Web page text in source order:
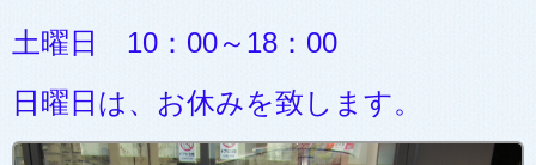
土曜日 10：00～18：00
日曜日は、お休みを致します。